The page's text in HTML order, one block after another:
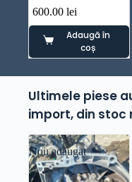
20DP33
600.00lei
Adaugă în
coș
Ultimele piese
import, din stoc
Nou adăugat